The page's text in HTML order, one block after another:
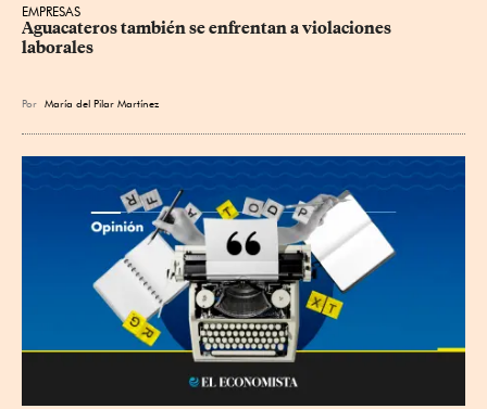
EMPRESAS
Aguacateros también se enfrentan a violaciones
laborales
Por María del Pilar Martínez